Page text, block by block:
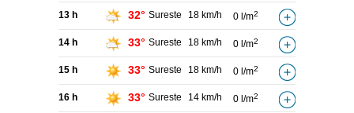
13 h 32° Sureste 18 km/h 0 l/m2
14 h 33° Sureste 18 km/h 0 l/m2
15 h 33° Sureste 18 km/h 0 l/m2
16 h 33° Sureste 14 km/h 0 l/m2